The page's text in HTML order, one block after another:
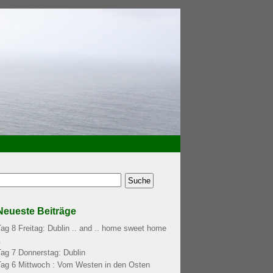
Beiträge
8 Freitag: Dublin .. and .. home sweet home
7 Donnerstag: Dublin
6 Mittwoch : Vom Westen in den Osten